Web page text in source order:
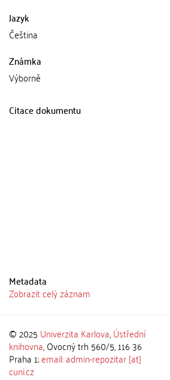
Jazyk
Čeština
Známka
Výborně
Citace dokumentu
Metadata
Zobrazit celý záznam
© 2025 Univerzita Karlova,Ústřední
knihovna, Ovocný trh 560/5, 116 36
Praha 1;email: admin-repozitar [at]
cuni.cz